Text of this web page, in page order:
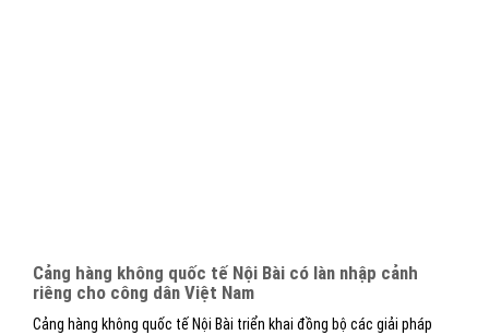
Cảng hàng không quốc tế Nội Bài có làn nhập cảnh
riêng cho công dân Việt Nam
Cảng hàng không quốc tế Nội Bài triển khai đồng bộ các giải pháp